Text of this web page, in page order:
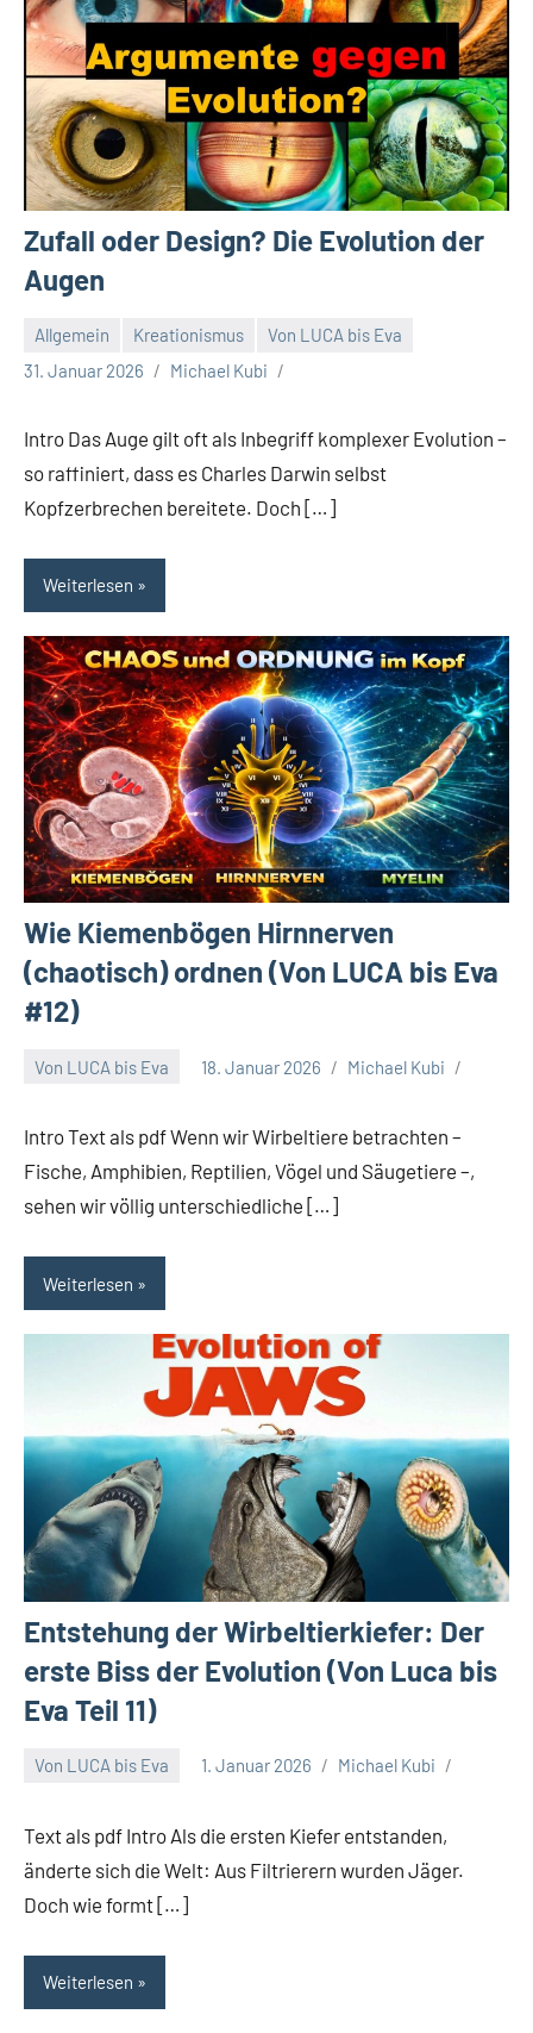
Zufall oder Design? Die Evolution der
Augen
Allgemein Kreationismus
Von LUCA bis Eva
31. Januar 2026
Michael Kubi
Intro Das Auge gilt oft als Inbegriff komplexer Evolution –
so raffiniert, dass es Charles Darwin selbst
Kopfzerbrechen bereitete. Doch […]
Weiterlesen
Wie Kiemenbögen Hirnnerven
(chaotisch) ordnen (Von LUCA bis Eva
#12)
Von LUCA bis Eva 18. Januar 2026 Michael Kubi
Intro Text als pdf Wenn wir Wirbeltiere betrachten –
Fische, Amphibien, Reptilien, Vögel und Säugetiere –,
sehen wir völlig unterschiedliche […]
Weiterlesen
Entstehung der Wirbeltierkiefer: Der
erste Biss der Evolution (Von Luca bis
Eva Teil 11)
Von LUCA bis Eva 1. Januar 2026 Michael Kubi
Text als pdf Intro Als die ersten Kiefer entstanden,
änderte sich die Welt: Aus Filtrierern wurden Jäger.
Doch wie formt […]
Weiterlesen